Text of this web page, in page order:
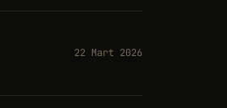
22 Mart 2026